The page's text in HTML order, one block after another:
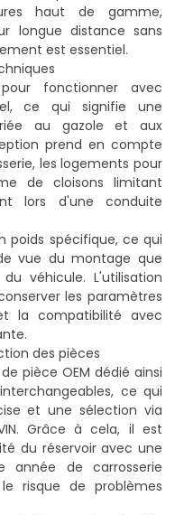
haut de gamme,
longue distance sans
est essentiel.
fonctionner avec
ce qui signifie une
au gazole et aux
prend en compte
les logements pour
de cloisons limitant
lors d'une conduite
poids spécifique, ce qui
vue du montage que
véhicule. L'utilisation
les paramètres
la compatibilité avec
des pièces
pièce OEM dédié ainsi
ce qui
et une sélection via
Grâce à cela, il est
du réservoir avec une
année de carrosserie
risque de problèmes